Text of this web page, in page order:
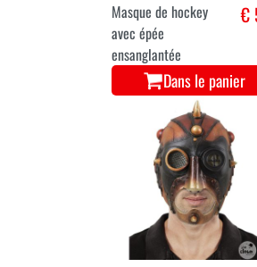
Masque de hockey
avec épée
ensanglantée
€
Dans le panier